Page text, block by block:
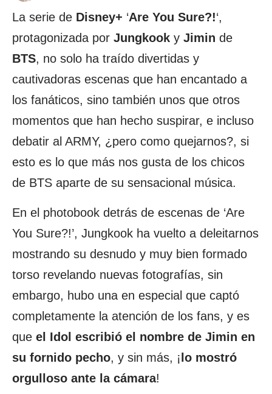
La serie de Disney+ ‘Are You Sure?!‘,
protagonizada por Jungkook y Jimin de
BTS, no solo ha traído divertidas y
cautivadoras escenas que han encantado a
los fanáticos, sino también unos que otros
momentos que han hecho suspirar, e incluso
debatir al ARMY, ¿pero como quejarnos?, si
esto es lo que más nos gusta de los chicos
de BTS aparte de su sensacional música.
En el photobook detrás de escenas de ‘Are
You Sure?!’, Jungkook ha vuelto a deleitarnos
mostrando su desnudo y muy bien formado
torso revelando nuevas fotografías, sin
embargo, hubo una en especial que captó
completamente la atención de los fans, y es
que el Idol escribió el nombre de Jimin en
su fornido pecho, y sin más, ¡ lo mostró
orgulloso ante la cámara!